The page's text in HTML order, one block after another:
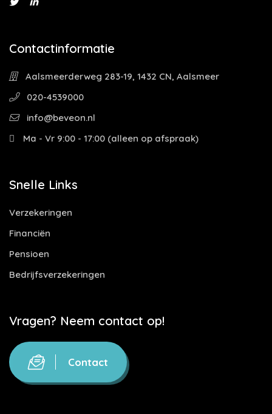
Contactinformatie
Aalsmeerderweg 283-19, 1432 CN, Aalsmeer
020-4539000
info@beveon.nl
Ma - Vr 9:00 - 17:00 (alleen op afspraak)
Snelle Links
Verzekeringen
Financiën
Pensioen
Bedrijfsverzekeringen
Vragen? Neem contact op!
Contact